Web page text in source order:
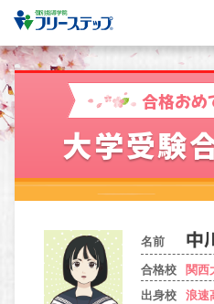
合格おめ
大学受験
名前
合格校
関西
出身校
浪速